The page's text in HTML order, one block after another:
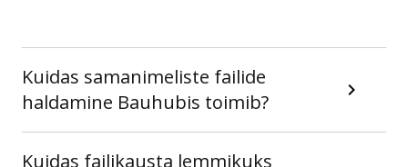
Kuidas samanimeliste failide
haldamine Bauhubis toimib?
Kuidas failikausta lemmikuks